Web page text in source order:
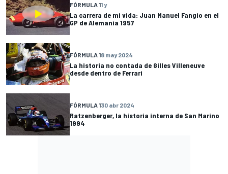
FÓRMULA 11 y
La carrera de mi vida: Juan Manuel Fangio en el
GP de Alemania 1957
FÓRMULA 18 may 2024
La historia no contada de Gilles Villeneuve
desde dentro de Ferrari
FÓRMULA 130 abr 2024
Ratzenberger, la historia interna de San Marino
1994